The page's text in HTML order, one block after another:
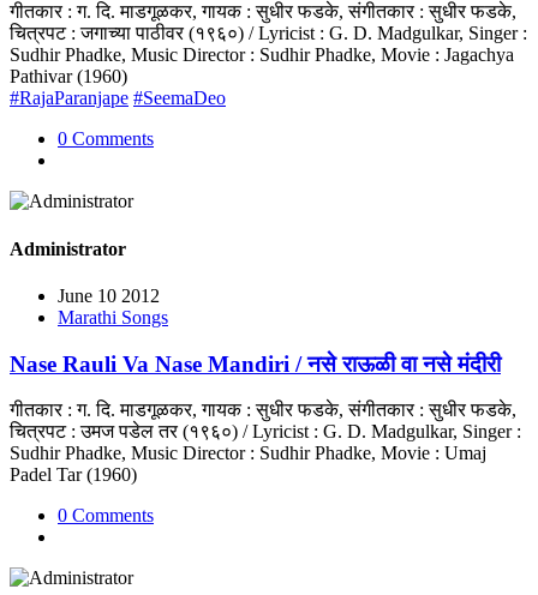
गीतकार : ग. दि. माडगूळकर, गायक : सुधीर फडके, संगीतकार : सुधीर फडके,
चित्रपट : जगाच्या पाठीवर (१९६०) / Lyricist : G. D. Madgulkar, Singer :
Sudhir Phadke, Music Director : Sudhir Phadke, Movie : Jagachya
Pathivar (1960)
#RajaParanjape #SeemaDeo
0 Comments
Administrator
June 10 2012
Marathi Songs
Nase Rauli Va Nase Mandiri / नसे राऊळी वा नसे मंदीरी
गीतकार : ग. दि. माडगूळकर, गायक : सुधीर फडके, संगीतकार : सुधीर फडके,
चित्रपट : उमज पडेल तर (१९६०) / Lyricist : G. D. Madgulkar, Singer :
Sudhir Phadke, Music Director : Sudhir Phadke, Movie : Umaj
Padel Tar (1960)
0 Comments